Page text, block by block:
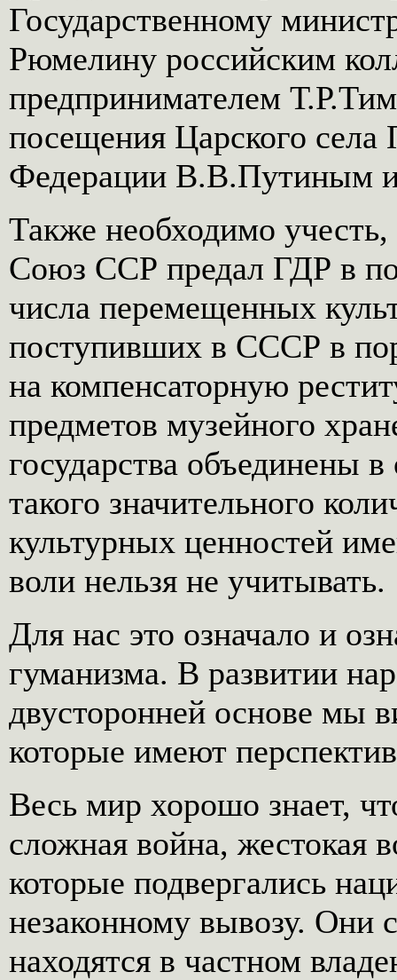
Государственному
Рюмелину российским
предпринимателем
посещения Царского села
Федерации В.В.Путиным
Также необходимо
Союз ССР предал ГДР в
числа перемещенных
поступивших в СССР в
на компенсаторную
предметов музейного
государства объединены
такого значительного
культурных ценностей
воли нельзя не учитывать.
Для нас это означало и
гуманизма. В развитии
двусторонней основе мы
которые имеют
Весь мир хорошо знает,
сложная война, жестокая
которые подвергались
незаконному вывозу. Они
находятся в частном